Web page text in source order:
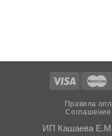
Правила
Соглашение
ИП Кашаева Е.М.